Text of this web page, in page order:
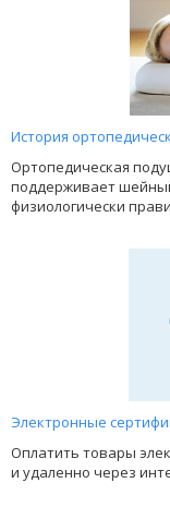
История
Ортопедическая
поддерживает
физиологически
Электронные
Оплатить товары
и удаленно через